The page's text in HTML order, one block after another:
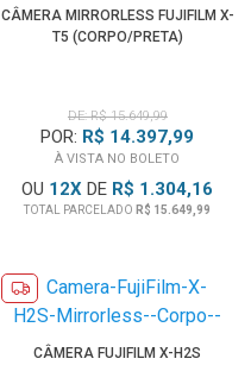
CÂMERA MIRRORLESS FUJIFILM X-
T5 (CORPO/PRETA)
DE: R$ 15.649,99
POR: R$ 14.397,99
À VISTA NO BOLETO
OU 12X DE R$ 1.304,16
TOTAL PARCELADO R$ 15.649,99
CÂMERA FUJIFILM X-H2S